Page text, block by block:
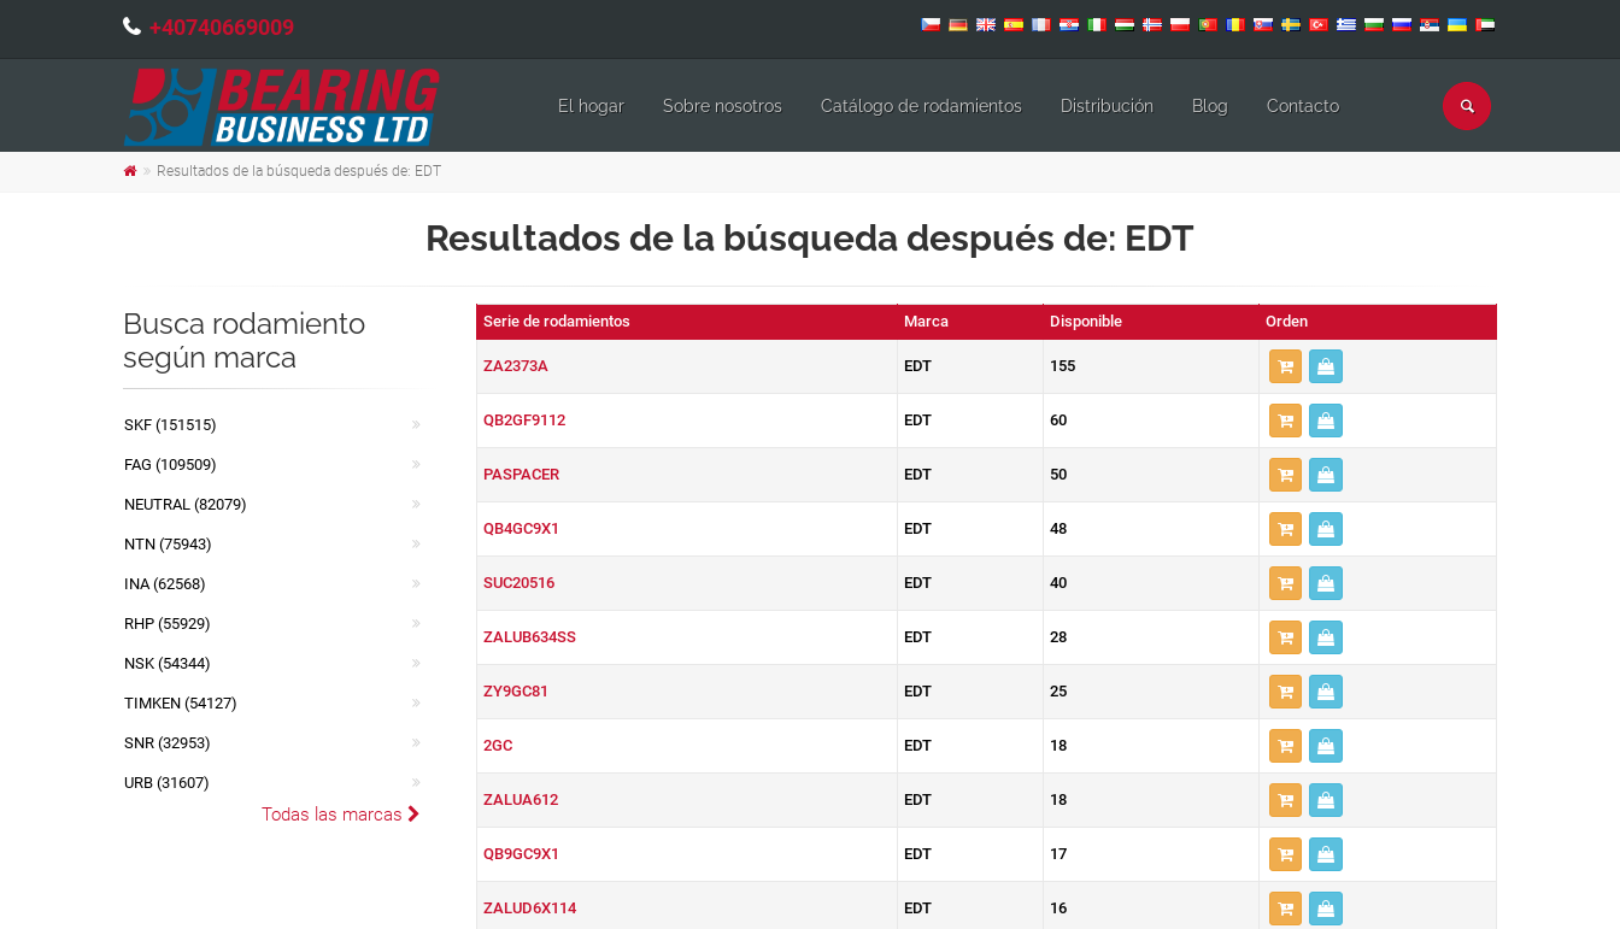
+40740669009
El hogar Sobre nosotros Catálogo de rodamientos Distribución Blog Contacto
Resultados de la búsqueda después de: EDT
Resultados de la búsqueda después de: EDT
Serie de rodamientos Marca Disponible Orden
ZA2373A EDT 155
QB2GF9112 EDT 60
PASPACER EDT 50
QB4GC9X1 EDT 48
SUC20516 EDT 40
ZALUB634SS EDT 28
ZY9GC81 EDT 25
2GC EDT 18
ZALUA612 EDT 18
QB9GC9X1 EDT 17
ZALUD6X114 EDT 16
Busca rodamiento
según marca
SKF (151515)
FAG (109509)
NEUTRAL (82079)
NTN (75943)
INA (62568)
RHP (55929)
NSK (54344)
TIMKEN (54127)
SNR (32953)
URB (31607)
Todas las marcas